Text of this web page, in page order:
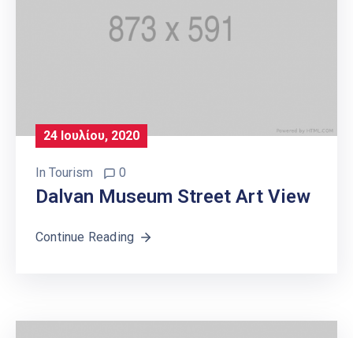
24 Ιουλίου, 2020
In Tourism 0
Dalvan Museum Street Art View
Continue Reading